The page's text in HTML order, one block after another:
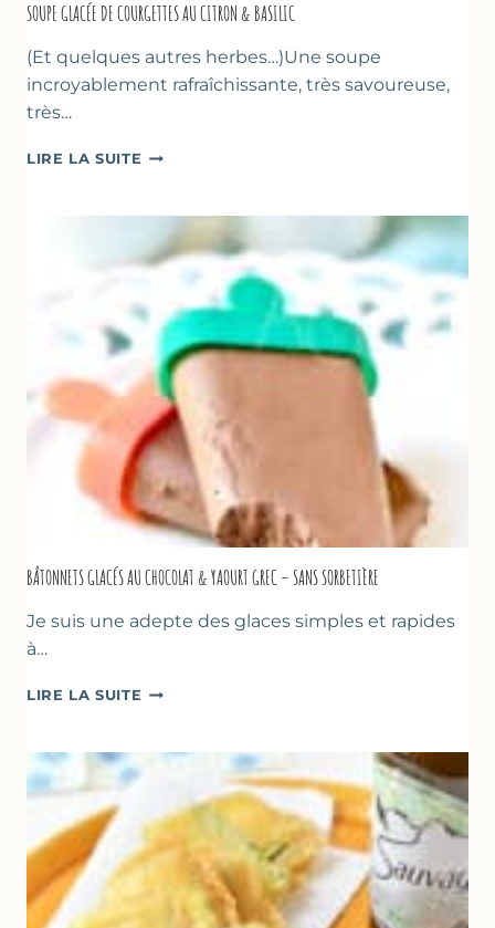
SOUPE GLACÉE DE COURGETTES AU CITRON & BASILIC
(Et quelques autres herbes…)Une soupe
incroyablement rafraîchissante, très savoureuse,
très…
LIRE LA SUITE SOUPE
COURGETTES
AU
CITRON
BASILIC
BÂTONNETS GLACÉS AU CHOCOLAT & YAOURT GREC – SANS SORBETIÈRE
Je suis une adepte des glaces simples et rapides
à…
LIRE LA SUITE BÂTONNETS
CHOCOLAT
YAOURT
GREC
–
SANS
SORBETIÈRE